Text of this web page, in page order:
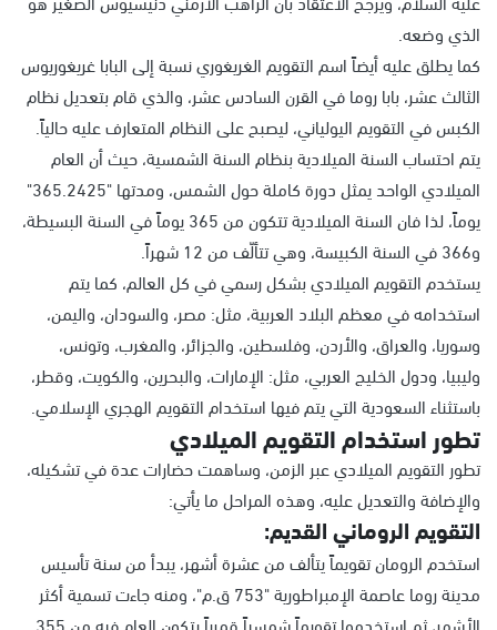
الذي وضعه.
كما يطلق عليه أيضاً اسم التقويم الغريغوري نسبة إلى البابا غريغوريوس
الثالث عشر، بابا روما في القرن السادس عشر، والذي قام بتعديل نظام
الكبس في التقويم اليولياني، ليصبح على النظام المتعارف عليه حالياً.
يتم احتساب السنة الميلادية بنظام السنة الشمسية، حيث أن العام
الميلادي الواحد يمثل دورة كاملة حول الشمس، ومدتها "365.2425"
يوماً، لذا فان السنة الميلادية تتكون من 365 يوماً في السنة البسيطة،
و366 في السنة الكبيسة، وهي تتألّف من 12 شهراً.
يستخدم التقويم الميلادي بشكل رسمي في كل العالم، كما يتم
استخدامه في معظم البلاد العربية، مثل: مصر، والسودان، واليمن،
وسوريا، والعراق، والأردن، وفلسطين، والجزائر، والمغرب، وتونس،
وليبيا، ودول الخليج العربي، مثل: الإمارات، والبحرين، والكويت، وقطر،
باستثناء السعودية التي يتم فيها استخدام التقويم الهجري الإسلامي.
تطور استخدام التقويم الميلادي
تطور التقويم الميلادي عبر الزمن، وساهمت حضارات عدة في تشكيله،
والإضافة والتعديل عليه، وهذه المراحل ما يأتي:
التقويم الروماني القديم:
استخدم الرومان تقويماً يتألف من عشرة أشهر، يبدأ من سنة تأسيس
مدينة روما عاصمة الإمبراطورية "753 ق.م"، ومنه جاءت تسمية أكثر